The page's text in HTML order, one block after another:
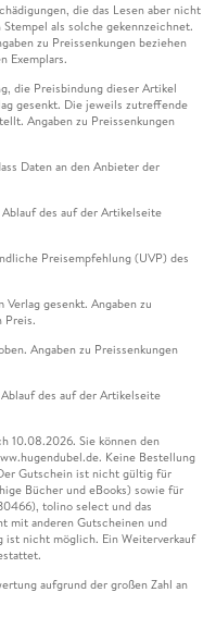
die das Lesen aber nicht
als solche gekennzeichnet.
zu Preissenkungen beziehen
Exemplars.
die Preisbindung dieser Artikel
gesenkt. Die jeweils zutreffende
Angaben zu Preissenkungen
Daten an den Anbieter der
des auf der Artikelseite
Preisempfehlung (UVP) des
gesenkt. Angaben zu
Preis.
Angaben zu Preissenkungen
des auf der Artikelseite
10.08.2026. Sie können den
Keine Bestellung
Gutschein ist nicht gültig für
Bücher und eBooks) sowie für
tolino select und das
mit anderen Gutscheinen und
ist nicht möglich. Ein Weiterverkauf
aufgrund der großen Zahl an